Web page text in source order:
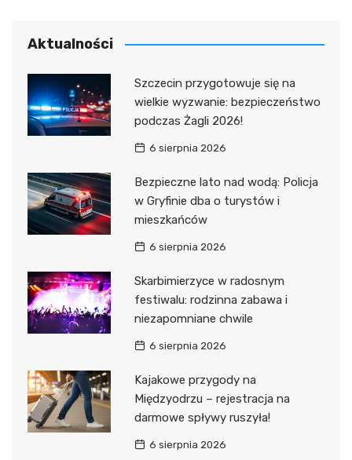
Aktualności
Szczecin przygotowuje się na
wielkie wyzwanie: bezpieczeństwo
podczas Żagli 2026!
6 sierpnia 2026
Bezpieczne lato nad wodą: Policja
w Gryfinie dba o turystów i
mieszkańców
6 sierpnia 2026
Skarbimierzyce w radosnym
festiwalu: rodzinna zabawa i
niezapomniane chwile
6 sierpnia 2026
Kajakowe przygody na
Międzyodrzu – rejestracja na
darmowe spływy ruszyła!
6 sierpnia 2026